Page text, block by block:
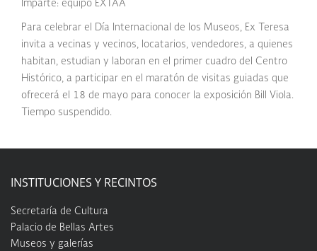
Imparte: equipo EXTAA
Para celebrar el Día Internacional de los Museos, Ex Teresa
invita a vecinas y vecinos, locatarios, vendedores, a quienes
habitan, estudian y laboran en el primer cuadro del Centro
Histórico, a participar en el maratón de visitas guiadas que
ofrecerá el 18 de mayo para conocer la exposición Bill Viola.
Tiempo suspendido.
INSTITUCIONES Y RECINTOS
Secretaría de Cultura
Palacio de Bellas Artes
Museos y galerías